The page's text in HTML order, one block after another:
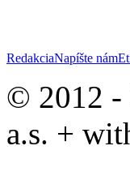
RedakciaNapíšte nám
© 2012 -
a.s. +